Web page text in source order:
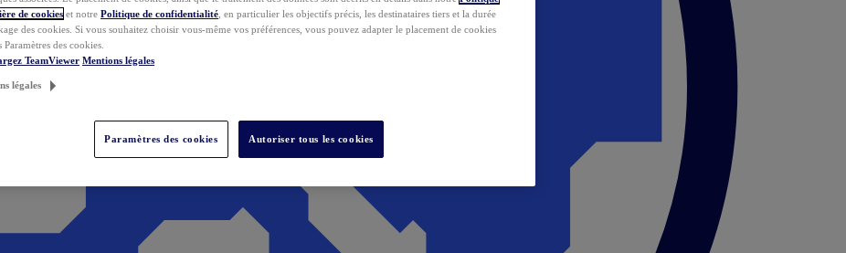
de cookies et notre Politique de confidentialité , en particulier les objectifs précis, les destinataires tiers et la durée
des cookies. Si vous souhaitez choisir vous-même vos préférences, vous pouvez adapter le placement de cookies
Paramètres des cookies.
TeamViewer Mentions légales
légales
Paramètres des cookies Autoriser tous les cookies